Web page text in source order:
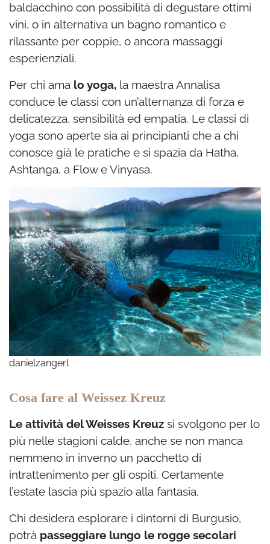
baldacchino con possibilità di degustare ottimi
vini, o in alternativa un bagno romantico e
rilassante per coppie, o ancora massaggi
esperienziali.
Per chi ama lo yoga, la maestra Annalisa
conduce le classi con un’alternanza di forza e
delicatezza, sensibilità ed empatia. Le classi di
yoga sono aperte sia ai principianti che a chi
conosce già le pratiche e si spazia da Hatha,
Ashtanga, a Flow e Vinyasa.
danielzangerl
Cosa fare al Weissez Kreuz
Le attività del Weisses Kreuz si svolgono per lo
più nelle stagioni calde, anche se non manca
nemmeno in inverno un pacchetto di
intrattenimento per gli ospiti. Certamente
l’estate lascia più spazio alla fantasia.
Chi desidera esplorare i dintorni di Burgusio,
potrà passeggiare lungo le rogge secolari